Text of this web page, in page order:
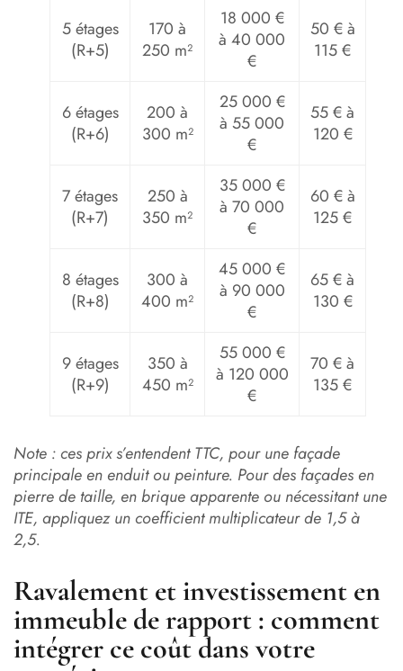
5 étages
(R+5)
170 à
250 m²
18 000 €
à 40 000
€
50 € à
115 €
6 étages
(R+6)
200 à
300 m²
25 000 €
à 55 000
€
55 € à
120 €
7 étages
(R+7)
250 à
350 m²
35 000 €
à 70 000
€
60 € à
125 €
8 étages
(R+8)
300 à
400 m²
45 000 €
à 90 000
€
65 € à
130 €
9 étages
(R+9)
350 à
450 m²
55 000 €
à 120 000
€
70 € à
135 €
Note : ces prix s’entendent TTC, pour une façade
principale en enduit ou peinture. Pour des façades en
pierre de taille, en brique apparente ou nécessitant une
ITE, appliquez un coefficient multiplicateur de 1,5 à
2,5.
Ravalement et investissement en
immeuble de rapport : comment
intégrer ce coût dans votre